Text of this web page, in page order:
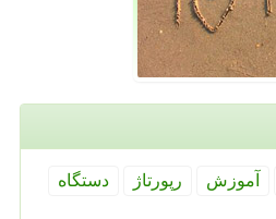
آموزش رپورتاژ
دستگاه